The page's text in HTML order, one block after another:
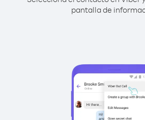
pantalla de